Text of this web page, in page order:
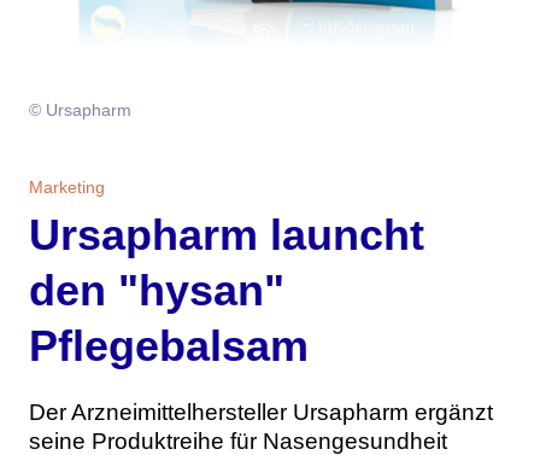
Newsletter
Marketing
Branche
Personen
Magazin
Aktuelle Ausgabe
Über uns
© Ursapharm
Marketing
Ursapharm launcht
den "hysan"
Pflegebalsam
Der Arzneimittelhersteller Ursapharm ergänzt
seine Produktreihe für Nasengesundheit